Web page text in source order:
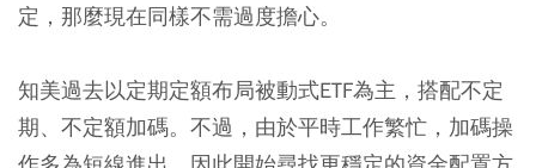
定，那麼現在同樣不需過度擔心。
知美過去以定期定額布局被動式ETF為主，搭配不定
期、不定額加碼。不過，由於平時工作繁忙，加碼操